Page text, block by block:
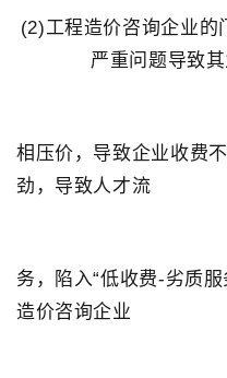
(2)工程造价咨询企业的
严重问题导致
少企业为
相压价，导致企业收费
劲，导致人才流
失，不能
务，陷入“低收费-劣质
造价咨询企业
亟须重新